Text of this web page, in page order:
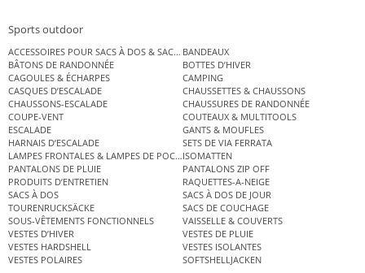
Sports outdoor
ACCESSOIRES POUR SACS À DOS & SACS ÉTANCHES
BANDEAUX
BÂTONS DE RANDONNÉE
BOTTES D’HIVER
CAGOULES & ÉCHARPES
CAMPING
CASQUES D’ESCALADE
CHAUSSETTES & CHAUSSONS
CHAUSSONS-ESCALADE
CHAUSSURES DE RANDONNÉE
COUPE-VENT
COUTEAUX & MULTITOOLS
ESCALADE
GANTS & MOUFLES
HARNAIS D’ESCALADE
SETS DE VIA FERRATA
LAMPES FRONTALES & LAMPES DE POCHEISOMATTEN
PANTALONS DE PLUIE
PANTALONS ZIP OFF
PRODUITS D’ENTRETIEN
RAQUETTES-A-NEIGE
SACS À DOS
SACS À DOS DE JOUR
TOURENRUCKSÄCKE
SACS DE COUCHAGE
SOUS-VÊTEMENTS FONCTIONNELS
VAISSELLE & COUVERTS
VESTES D’HIVER
VESTES DE PLUIE
VESTES HARDSHELL
VESTES ISOLANTES
VESTES POLAIRES
SOFTSHELLJACKEN